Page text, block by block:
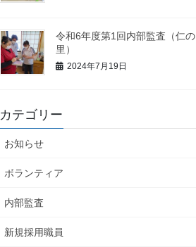
令和6年度第1回内部監査（仁の
里）
2024年7月19日
カテゴリー
お知らせ
ボランティア
内部監査
新規採用職員